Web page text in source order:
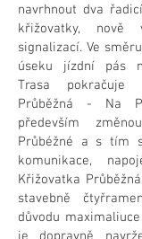
navrhnout dva
křižovatky, nově
signalizací. Ve
úseku jízdní pás
Trasa pokračuje
Průběžná - Na
především
Průbéžné a s tím
komunikace,
Křižovatka
stavebně
důvodu